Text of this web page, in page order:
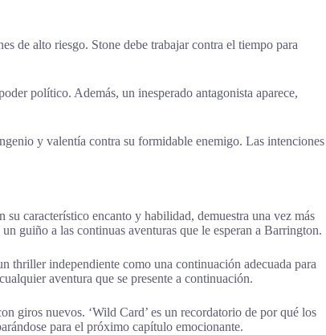
de alto riesgo. Stone debe trabajar contra el tiempo para
político. Además, un inesperado antagonista aparece,
y valentía contra su formidable enemigo. Las intenciones
característico encanto y habilidad, demuestra una vez más
guiño a las continuas aventuras que le esperan a Barrington.
thriller independiente como una continuación adecuada para
aventura que se presente a continuación.
giros nuevos. ‘Wild Card’ es un recordatorio de por qué los
para el próximo capítulo emocionante.